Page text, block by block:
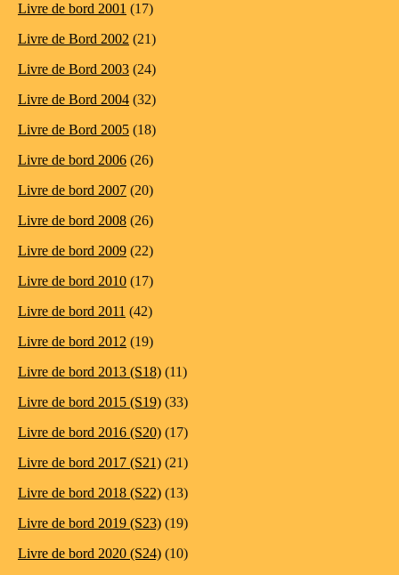
Livre de bord 2001 (17)
Livre de Bord 2002 (21)
Livre de Bord 2003 (24)
Livre de Bord 2004 (32)
Livre de Bord 2005 (18)
Livre de bord 2006 (26)
Livre de bord 2007 (20)
Livre de bord 2008 (26)
Livre de bord 2009 (22)
Livre de bord 2010 (17)
Livre de bord 2011 (42)
Livre de bord 2012 (19)
Livre de bord 2013 (S18) (11)
Livre de bord 2015 (S19) (33)
Livre de bord 2016 (S20) (17)
Livre de bord 2017 (S21) (21)
Livre de bord 2018 (S22) (13)
Livre de bord 2019 (S23) (19)
Livre de bord 2020 (S24) (10)